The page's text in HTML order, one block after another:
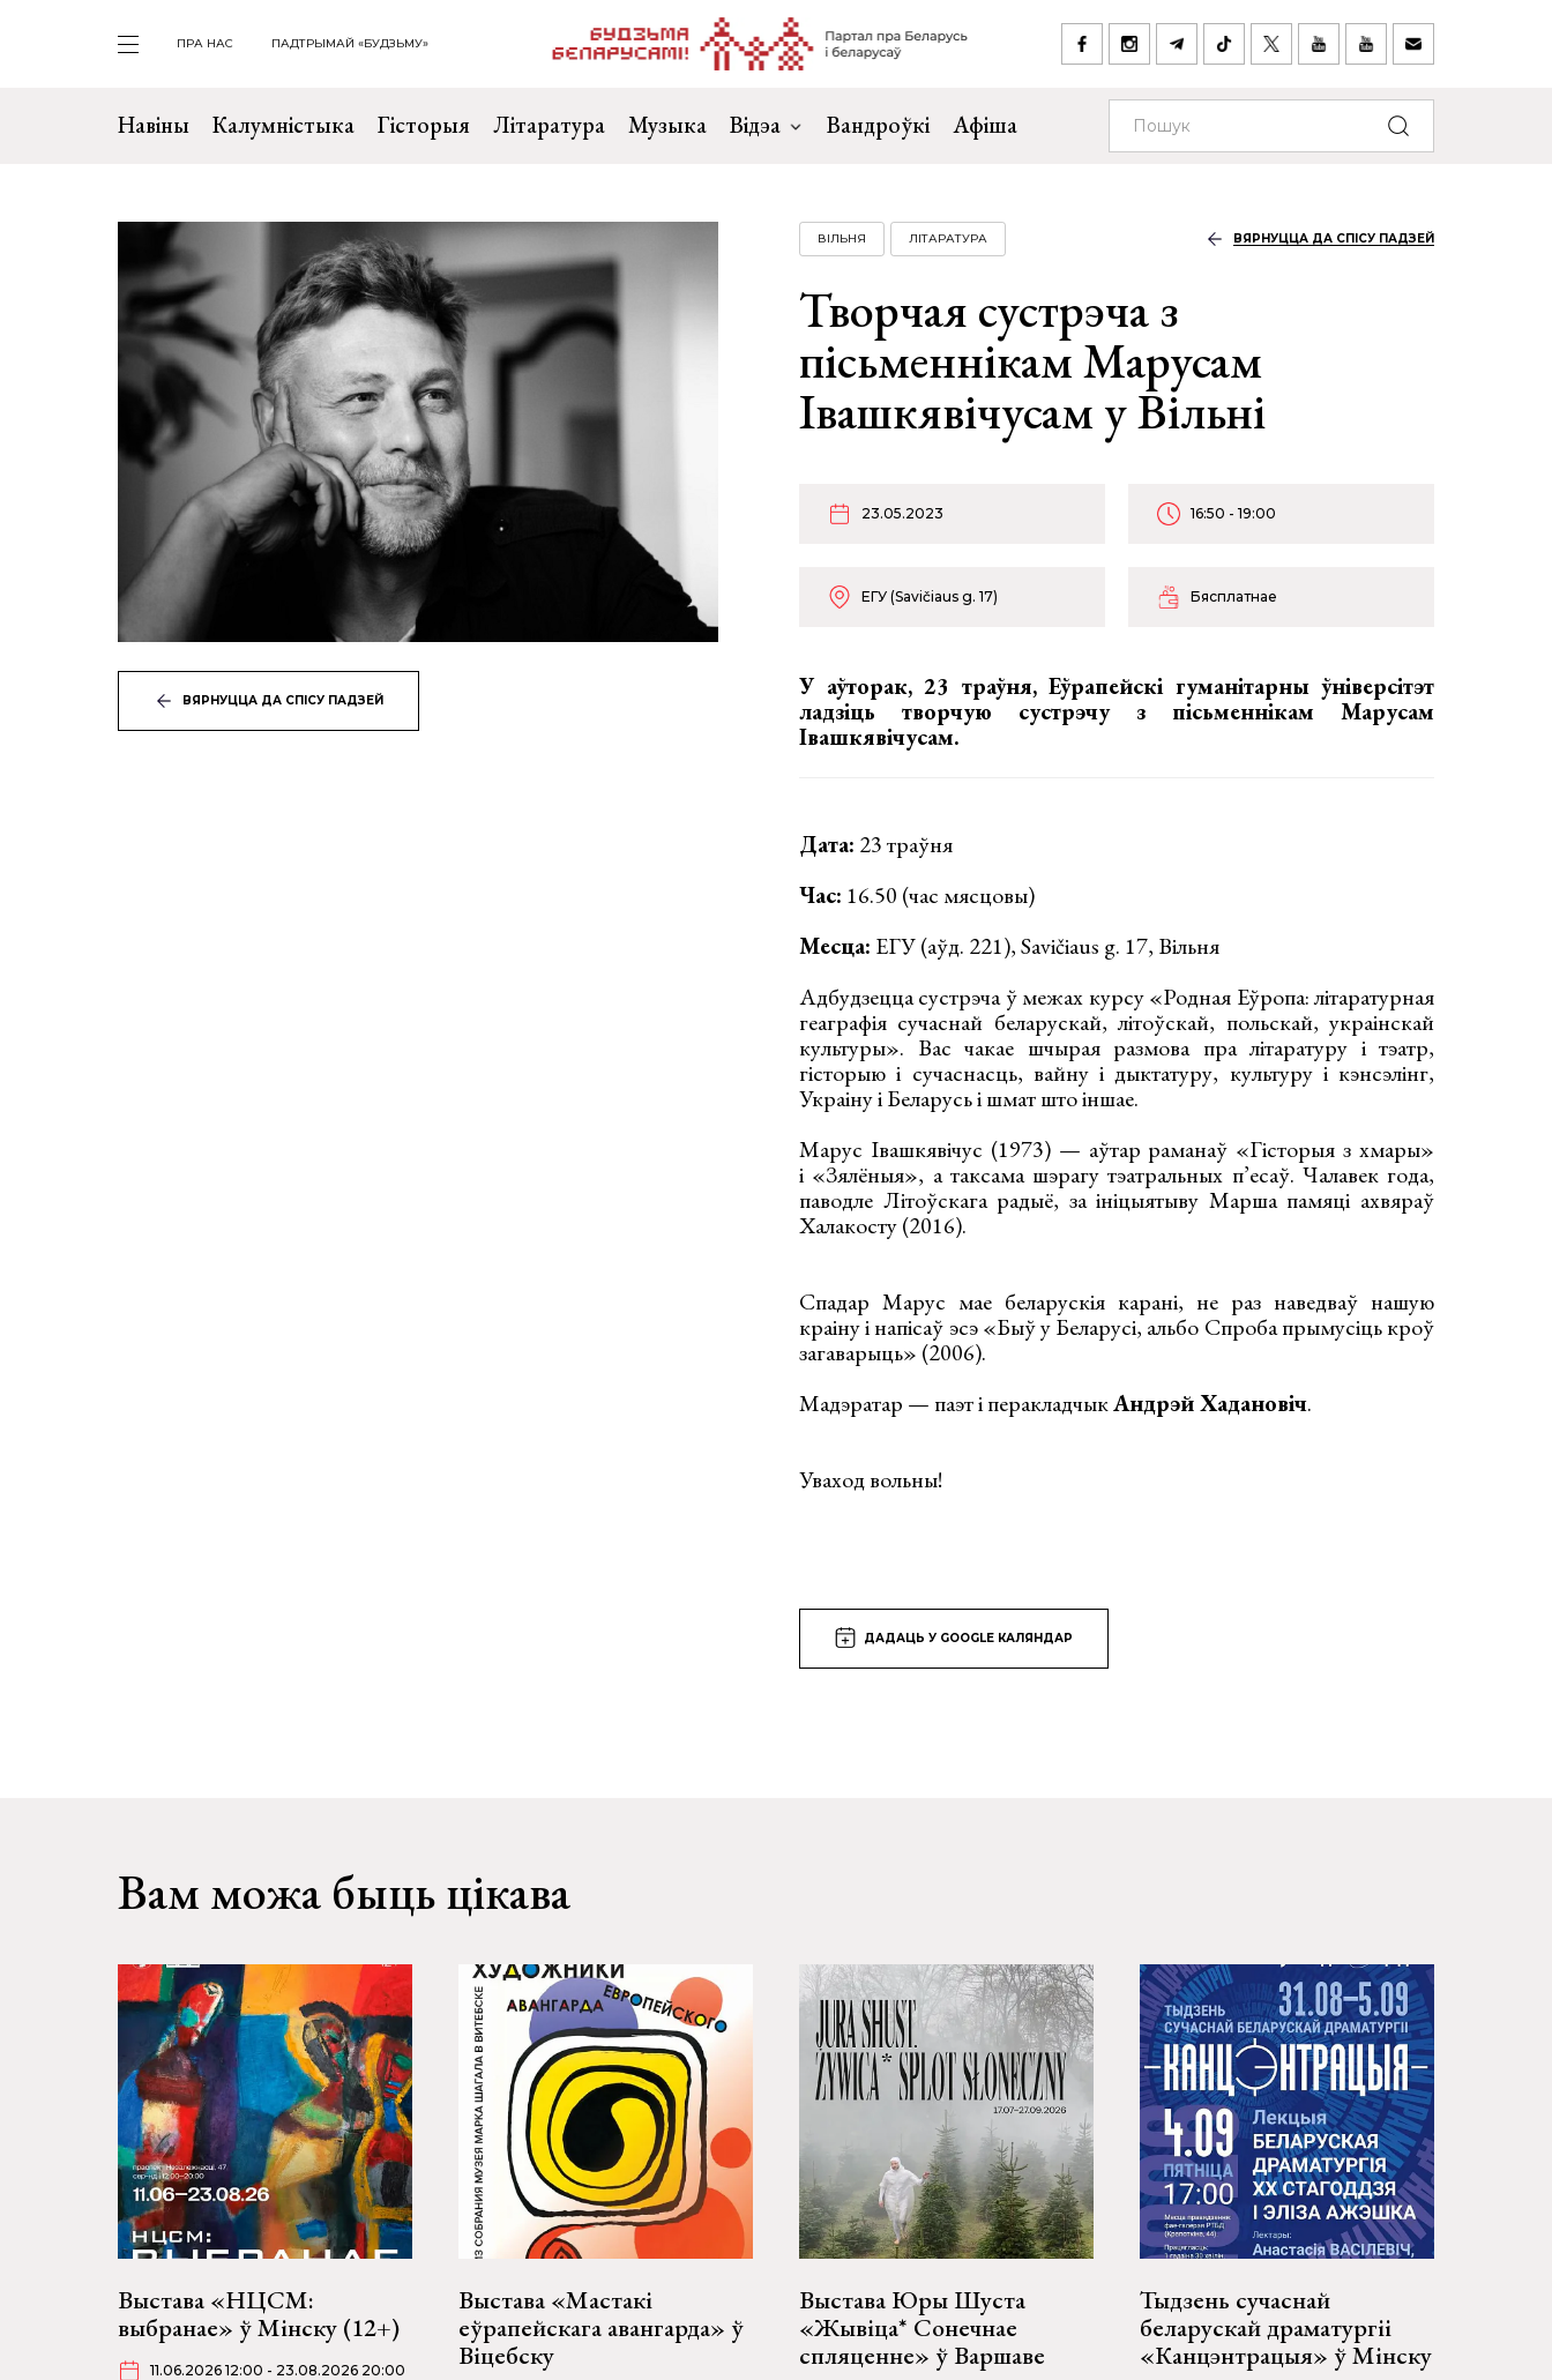
ПРА НАС ПАДТРЫМАЙ «БУДЗЬМУ»
Навіны Калумністыка Гісторыя Літаратура Музыка Відэа Вандроўкі Афіша
ВЯРНУЦЦА ДА СПІСУ ПАДЗЕЙ
ВІЛЬНЯ ЛІТАРАТУРА ВЯРНУЦЦА ДА СПІСУ ПАДЗЕЙ
Творчая сустрэча з
пісьменнікам Марусам
Івашкявічусам у Вільні
23.05.2023 16:50 - 19:00
ЕГУ (Savičiaus g. 17) Бясплатнае
У аўторак, 23 траўня, Еўрапейскі гуманітарны ўніверсітэт
ладзіць творчую сустрэчу з пісьменнікам Марусам
Івашкявічусам.
Дата: 23 траўня
Час: 16.50 (час мясцовы)
Месца: ЕГУ (аўд. 221), Savičiaus g. 17, Вільня
Адбудзецца сустрэча ў межах курсу «Родная Еўропа: літаратурная
геаграфія сучаснай беларускай, літоўскай, польскай, украінскай
культуры». Вас чакае шчырая размова пра літаратуру і тэатр,
гісторыю і сучаснасць, вайну і дыктатуру, культуру і кэнсэлінг,
Украіну і Беларусь і шмат што іншае.
Марус Івашкявічус (1973) — аўтар раманаў «Гісторыя з хмары»
і «Зялёныя», а таксама шэрагу тэатральных п’есаў. Чалавек года,
паводле Літоўскага радыё, за ініцыятыву Марша памяці ахвяраў
Халакосту (2016).
Спадар Марус мае беларускія карані, не раз наведваў нашую
краіну і напісаў эсэ «Быў у Беларусі, альбо Спроба прымусіць кроў
загаварыць» (2006).
Мадэратар — паэт і перакладчыкАндрэй Хадановіч.
Уваход вольны!
ДАДАЦЬ У GOOGLE КАЛЯНДАР
Вам можа быць цікава
Выстава «НЦСМ:
выбранае» ў Мінску (12+)
11.06.2026 12:00 - 23.08.2026 20:00
Выстава «Мастакі
еўрапейскага авангарда» ў
Віцебску
Выстава Юры Шуста
«Жывіца* Сонечнае
спляценне» ў Варшаве
Тыдзень сучаснай
беларускай драматургіі
«Канцэнтрацыя» ў Мінску